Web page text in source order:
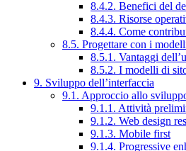
8.4.2. Benefici del
8.4.3. Risorse
8.4.4. Come
8.5. Progettare con i
8.5.1. Vantaggi
8.5.2. I modelli di
9. Sviluppo dell’interfaccia
9.1. Approccio allo
9.1.1. Attività
9.1.2. Web design
9.1.3. Mobile first
9.1.4. Progressive